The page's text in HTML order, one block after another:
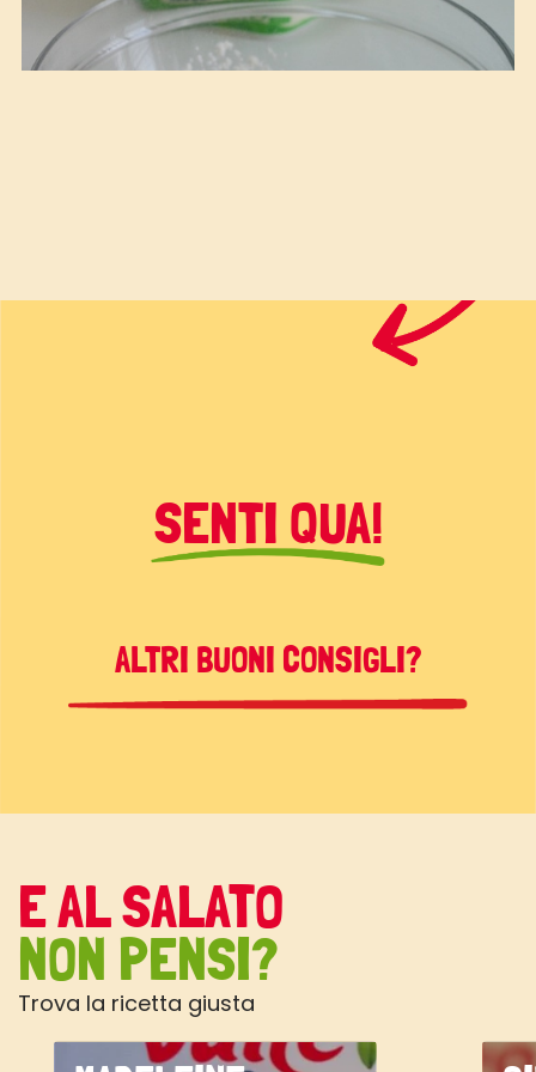
SENTI QUA!
ALTRI BUONI CONSIGLI?
E AL SALATO
NON PENSI?
Trova la ricetta giusta